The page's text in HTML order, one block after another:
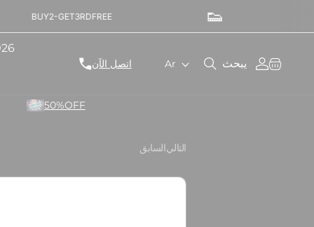
👟 FREESHIPPING-FIRSTORDER
اتصل الآن
ل
ة
Ar يبحث
تسجيل
الدخول
عربة
التسوق
50%OFF
السابقالتالي